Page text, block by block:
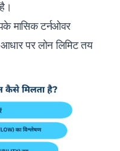
मासिक टर्नओवर
पर लोन लिमिट तय